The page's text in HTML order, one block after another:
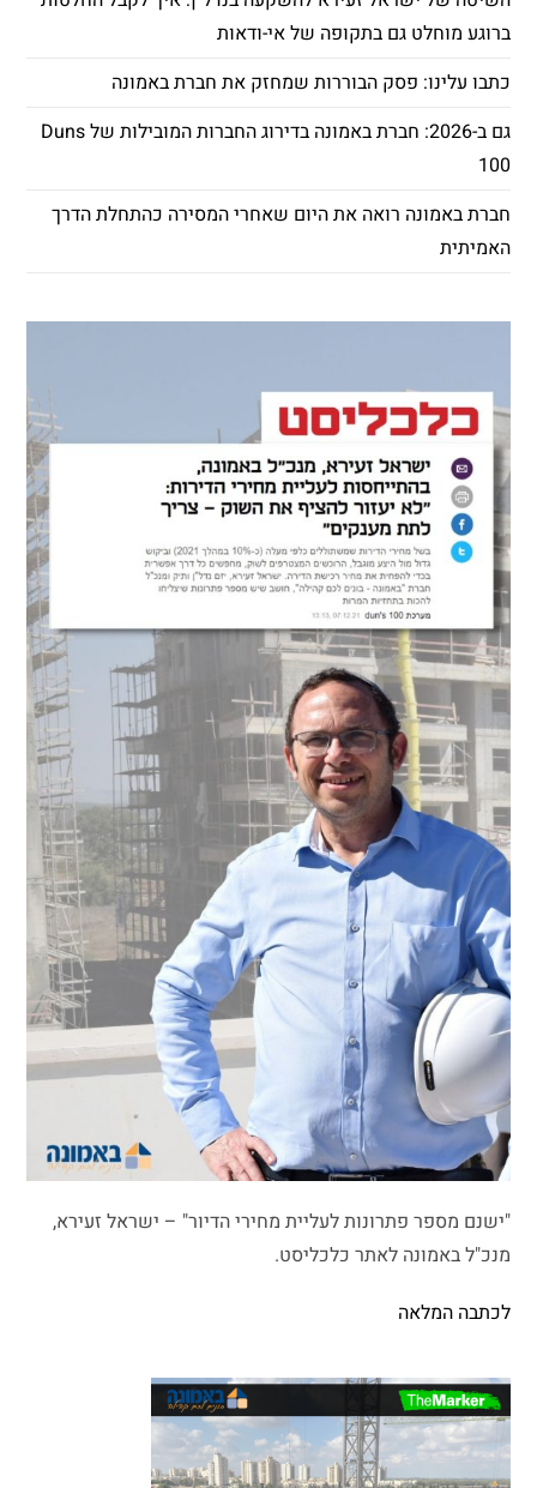
ברוגע מוחלט גם בתקופה של אי-ודאות
כתבו עלינו: פסק הבוררות שמחזק את חברת באמונה
גם ב-2026: חברת באמונה בדירוג החברות המובילות של Duns
100
חברת באמונה רואה את היום שאחרי המסירה כהתחלת הדרך
האמיתית
"ישנם מספר פתרונות לעליית מחירי הדיור" – ישראל זעירא,
מנכ"ל באמונה לאתר כלכליסט.
לכתבה המלאה